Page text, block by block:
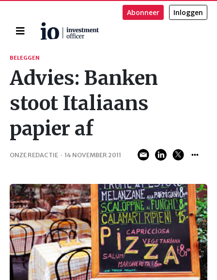
Home
Abonneer Inloggen
Zoeken
BELEGGEN
Advies: Banken
stoot Italiaans
papier af
ONZE REDACTIE · 14 NOVEMBER 2011